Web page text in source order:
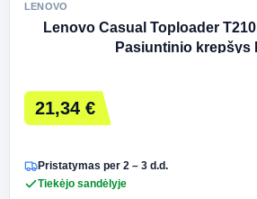
LENOVO
Lenovo Casual Toploader
Pasiuntinio krepšys
21,34 €
Pristatymas per 2 – 3 d.d.
Tiekėjo sandėlyje